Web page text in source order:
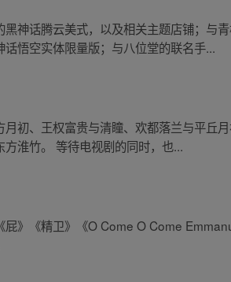
神话腾云美式，以及相关主题店铺；与
悟空实体限量版；与八位堂的联名手...
月初、王权富贵与清瞳、欢都落兰与平丘
淮竹。 等待电视剧的同时，也...
屁》《精卫》《O Come O Come